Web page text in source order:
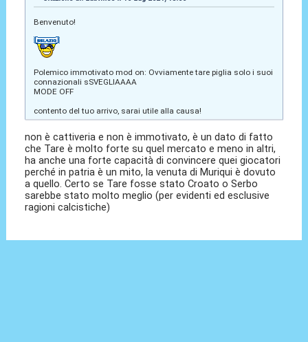
Benvenuto!
Polemico immotivato mod on: Ovviamente tare piglia solo i suoi
connazionali sSVEGLIAAAA
MODE OFF
contento del tuo arrivo, sarai utile alla causa!
non è cattiveria e non è immotivato, è un dato di fatto
che Tare è molto forte su quel mercato e meno in altri,
ha anche una forte capacità di convincere quei giocatori
perché in patria è un mito, la venuta di Muriqui è dovuto
a quello. Certo se Tare fosse stato Croato o Serbo
sarebbe stato molto meglio (per evidenti ed esclusive
ragioni calcistiche)